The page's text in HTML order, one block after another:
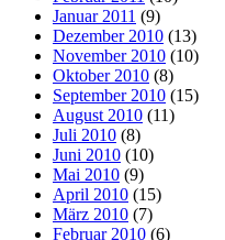
Januar 2011 (9)
Dezember 2010 (13)
November 2010 (10)
Oktober 2010 (8)
September 2010 (15)
August 2010 (11)
Juli 2010 (8)
Juni 2010 (10)
Mai 2010 (9)
April 2010 (15)
März 2010 (7)
Februar 2010 (6)